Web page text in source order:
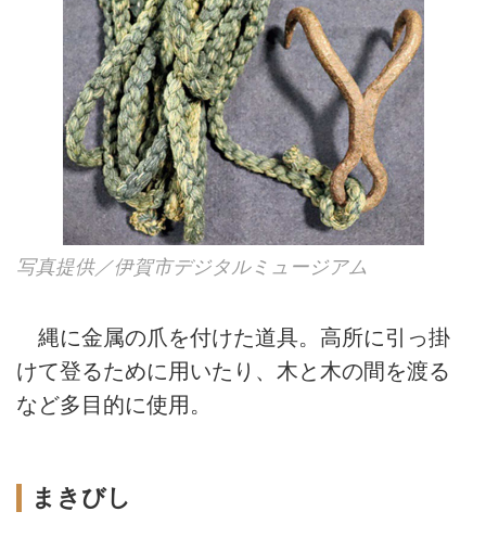
写真提供／伊賀市デジタルミュージアム
縄に金属の爪を付けた道具。高所に引っ掛
けて登るために用いたり、木と木の間を渡る
など多目的に使用。
まきびし